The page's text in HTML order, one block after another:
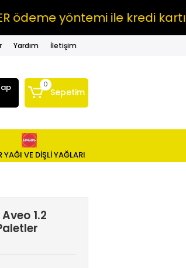
yöntemi ile kredi kartına
Yardım İletişim
0
Sepetim
YAĞI VE DİŞLİ YAĞLARI
1.2